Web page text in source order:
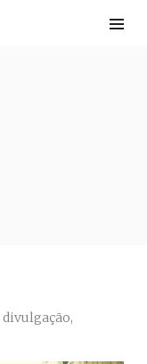
divulgação,